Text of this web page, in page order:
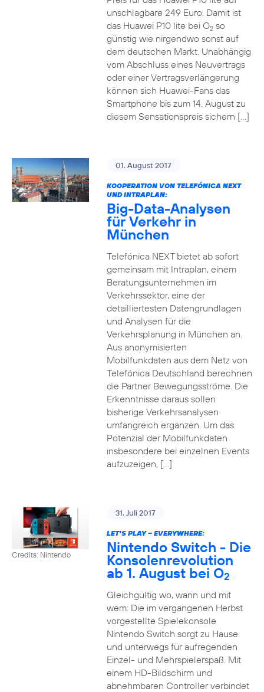
unschlagbare 249 Euro. Damit ist
das Huawei P10 lite bei O2so
günstig wie nirgendwo sonst auf
dem deutschen Markt. Unabhängig
vom Abschluss eines Neuvertrags
oder einer Vertragsverlängerung
können sich Huawei-Fans das
Smartphone bis zum 14. August zu
diesem Sensationspreis sichern […]
01. August 2017
KOOPERATION VON TELEFÓNICA NEXT
UND INTRAPLAN:
Big-Data-Analysen
für Verkehr in
München
Telefónica NEXT bietet ab sofort
gemeinsam mit Intraplan, einem
Beratungsunternehmen im
Verkehrssektor, eine der
detailliertesten Datengrundlagen
und Analysen für die
Verkehrsplanung in München an.
Aus anonymisierten
Mobilfunkdaten aus dem Netz von
Telefónica Deutschland berechnen
die Partner Bewegungsströme. Die
Erkenntnisse daraus sollen
bisherige Verkehrsanalysen
umfangreich ergänzen. Um das
Potenzial der Mobilfunkdaten
insbesondere bei einzelnen Events
aufzuzeigen, […]
Credits: Nintendo
31. Juli 2017
LET’S PLAY – EVERYWHERE:
Nintendo Switch - Die
Konsolenrevolution
ab 1. August bei O2
Gleichgültig wo, wann und mit
wem: Die im vergangenen Herbst
vorgestellte Spielekonsole
Nintendo Switch sorgt zu Hause
und unterwegs für aufregenden
Einzel- und Mehrspielerspaß. Mit
einem HD-Bildschirm und
abnehmbaren Controller verbindet